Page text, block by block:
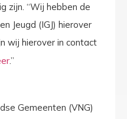
zijn. “Wij hebben de
Jeugd (IGJ) hierover
wij hierover in contact
.”
Gemeenten (VNG)